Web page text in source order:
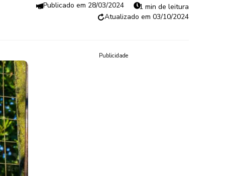
28/03/2024
1 min de leitura
03/10/2024
Publicidade